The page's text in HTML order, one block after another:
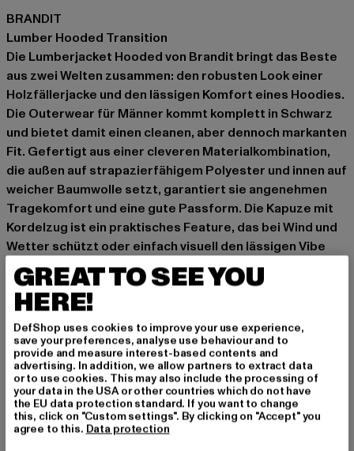
BRANDIT
Lumber Hooded Transition
Die Lumberjacket Hooded von Brandit bringt das Beste
aus zwei Welten zusammen: den robusten Look einer
Holzfällerjacke und den lässigen Komfort eines Hoodies.
Die Outerwear für Männer kommt komplett in Schwarz
und bietet damit einen cleanen, aber dennoch markanten
Fit. Gefertigt aus einer cleveren Materialkombination,
die außen auf strapazierfähigem Polyester und innen auf
weicher Baumwolle setzt, garantiert sie angenehmen
Tragekomfort und eine gute Passform. Die Kapuze mit
Kordelzug ist ein praktisches Feature, das bei Wind und
Wetter schützt oder einfach visuell den lässigen Vibe
unterstreicht. Kombinier die langärmlige Jacke mit
Jeans und Boots für den typischen Arbeiter-Look oder
style sie über einem Longsleeve für entspannte Tage.
Anledning: Hverdag
Halsudskæring: Hætte med snøre
type ærme: Langærmet
Typer af lukningstyper: Knaplukning
Skær: Regular
Mærke: Brandit
GREAT TO SEE YOU
HERE!
DefShop uses cookies to improve your use experience,
save your preferences, analyse use behaviour and to
provide and measure interest-based contents and
advertising. In addition, we allow partners to extract data
or to use cookies. This may also include the processing of
your data in the USA or other countries which do not have
the EU data protection standard. If you want to change
this, click on "Custom settings". By clicking on "Accept" you
agree to this. Data protection